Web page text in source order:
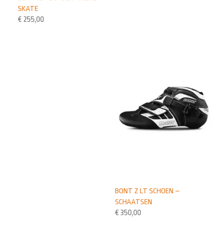
SKATE
€ 255,00
BONT Z LT SCHOEN –
SCHAATSEN
€ 350,00